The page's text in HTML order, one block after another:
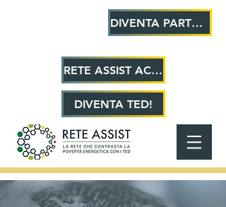
DIVENTA PARTNER!
RETE ASSIST ACADEMY
DIVENTA TED!